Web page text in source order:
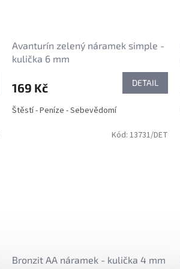
Avanturín zelený náramek simple -
kulička 6 mm
169 Kč DETAIL
Štěstí - Peníze - Sebevědomí
Bronzit AA náramek - kulička 4 mm
Kód: 13731/DET